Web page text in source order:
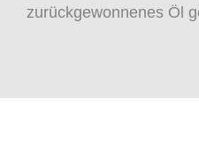
zurückgewonnenes Öl